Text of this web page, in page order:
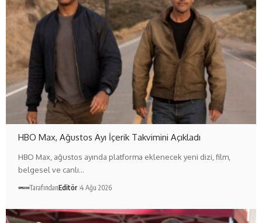
HBO Max, Ağustos Ayı İçerik Takvimini Açıkladı
HBO Max, ağustos ayında platforma eklenecek yeni dizi, film,
belgesel ve canlı…
TarafındanEditör 4 Ağu 2026